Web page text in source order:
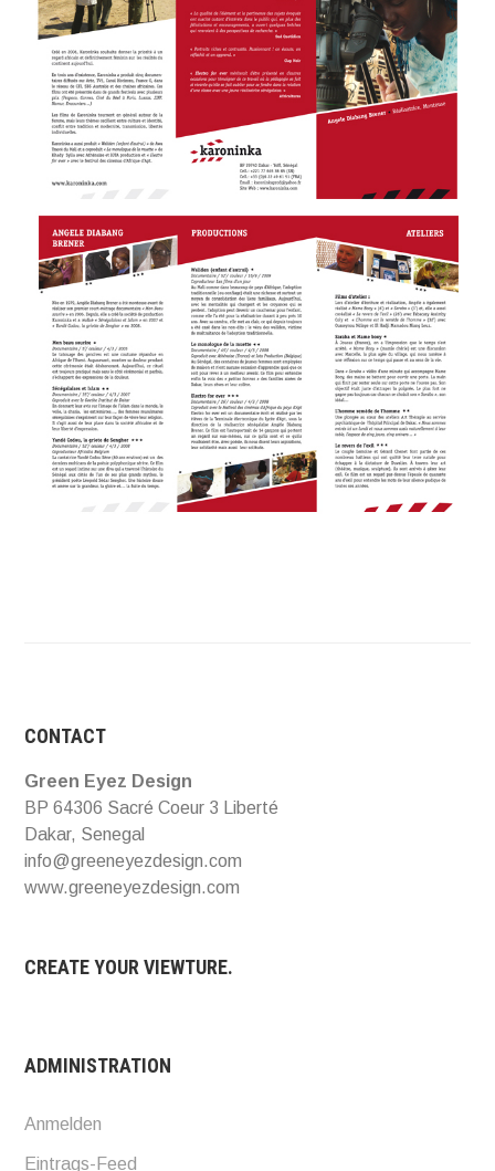
CONTACT
Green Eyez Design
BP 64306 Sacré Coeur 3 Liberté
Dakar, Senegal
info@greeneyezdesign.com
www.greeneyezdesign.com
CREATE YOUR VIEWTURE.
ADMINISTRATION
Anmelden
Eintrags-Feed